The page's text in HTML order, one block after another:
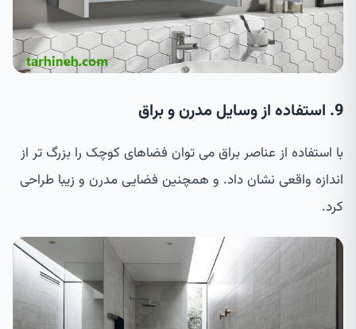
9. استفاده از وسایل مدرن و براق
با استفاده از عناصر براق می توان فضاهای کوچک را بزرگ تر از
اندازه واقعی نشان داد. و همچنین فضایی مدرن و زیبا طراحی
کرد.